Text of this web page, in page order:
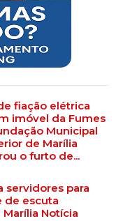
fiação elétrica
imóvel da Fumes
Municipal
de Marília
o furto de...
servidores para
de escuta
Marília Notícia